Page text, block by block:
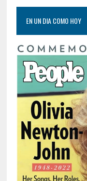
EN UN DIA COMO HOY